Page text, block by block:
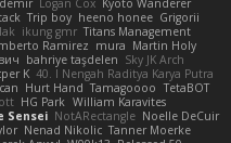
Logan Cox Kyoto Wanderer
Trip boy heeno honee Grigorii
ikung gmr Titans Management
Ramirez mura Martin Holy
bahriye taşdelen Sky JK Arch
K 40. I Nengah Raditya Karya Putra
Hurt Hand Tamagoooo TetaBOT
HG Park William Karavites
Sensei NotARectangle Noelle DeCuir
Nenad Nikolic Tanner Moerke